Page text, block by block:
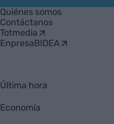
Empresa
Quiénes somos
Contáctanos
Totmedia
EnpresaBIDEA
Última hora
Economía